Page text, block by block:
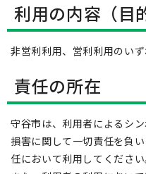
利用の内容（目
非営利利用、営利利用のい
責任の所在
守谷市は、利用者によるシ
損害に関して一切責任を負
任において利用してください